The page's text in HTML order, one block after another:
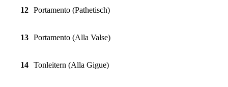
12 Portamento (Pathetisch)
13 Portamento (Alla Valse)
14 Tonleitern (Alla Gigue)